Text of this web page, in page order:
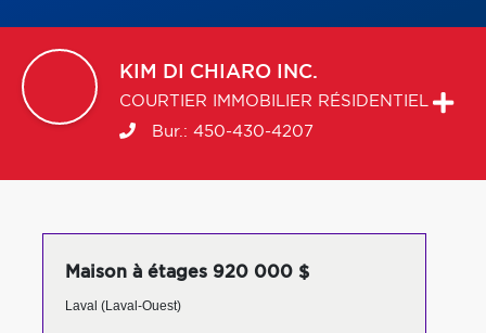
KIM DI CHIARO INC.
COURTIER IMMOBILIER RÉSIDENTIEL
Bur.: 450-430-4207
Maison à étages 920 000 $
Laval (Laval-Ouest)